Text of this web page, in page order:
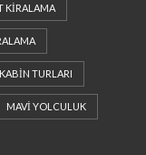
KIRALAMA
KABIN TURLARI
MAVI YOLCULUK